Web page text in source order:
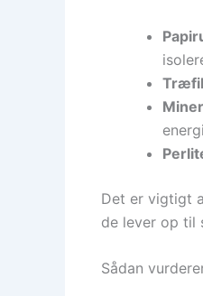
Det er vigtigt
de lever op til
Sådan